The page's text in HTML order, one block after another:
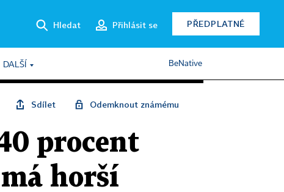
Hledat Přihlásit se PŘEDPLATNÉ
DALŠÍ BeNative
Sdílet Odemknout známému
procent
horší